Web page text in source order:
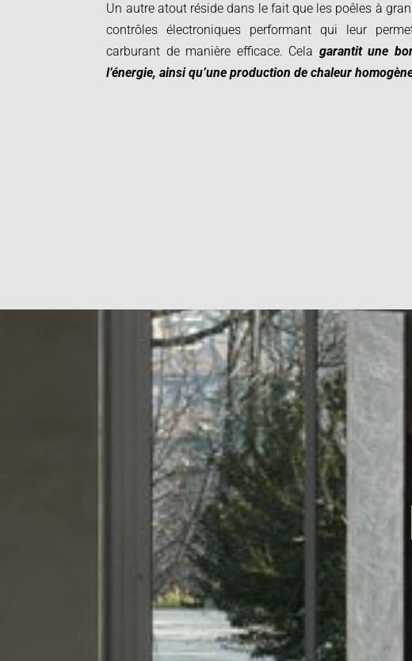
Un autre atout réside dans le fait que les poêles à
contrôles électroniques performant qui leur
carburant de manière efficace. Cela garantit une
l’énergie, ainsi qu’une production de chaleur